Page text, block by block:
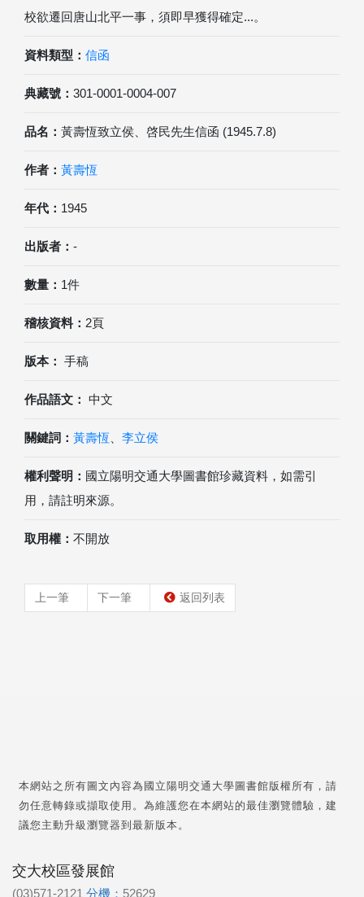
校欲遷回唐山北平一事，須即早獲得確定...。
資料類型： 信函
典藏號： 301-0001-0004-007
品名： 黃壽恆致立侯、啓民先生信函 (1945.7.8)
作者： 黃壽恆
年代： 1945
出版者： -
數量： 1件
稽核資料： 2頁
版本： 手稿
作品語文： 中文
關鍵詞： 黃壽恆 李立侯
權利聲明： 國立陽明交通大學圖書館珍藏資料，如需引
用，請註明來源。
取用權： 不開放
上一筆 下一筆 返回列表
本網站之所有圖文內容為國立陽明交通大學圖書館版權所有，請
勿任意轉錄或擷取使用。為維護您在本網站的最佳瀏覽體驗，建
議您主動升級瀏覽器到最新版本。
交大校區發展館
(03)571-2121 分機： 52629